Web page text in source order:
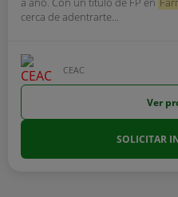
cerca de adentrarte...
CEAC
Ver
SOLICITAR